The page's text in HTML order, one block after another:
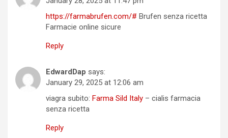
https://farmabrufen.com/# Brufen senza ricetta
Farmacie online sicure
Reply
EdwardDap says:
January 29, 2025 at 12:06 am
viagra subito: Farma Sild Italy – cialis farmacia
senza ricetta
Reply